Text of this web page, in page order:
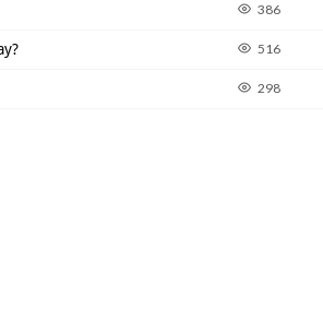
386
516
298